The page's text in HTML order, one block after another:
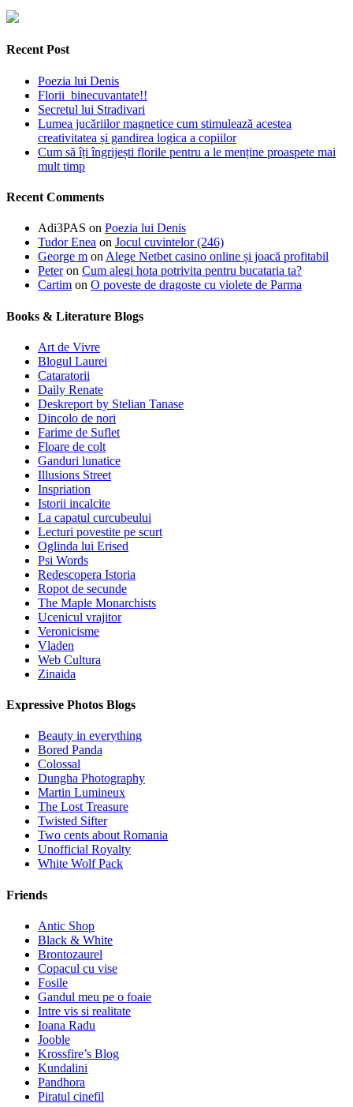
Recent Post
Poezia lui Denis
Florii binecuvantate!!
Secretul lui Stradivari
Lumea jucăriilor magnetice cum stimulează acestea
creativitatea și gandirea logica a copiilor
Cum să îți îngrijești florile pentru a le menține proaspete mai
mult timp
Recent Comments
Adi3PAS on Poezia lui Denis
Tudor Enea on Jocul cuvintelor (246)
George m on Alege Netbet casino online și joacă profitabil
Peteron Cum alegi hota potrivita pentru bucataria ta?
Cartim on O poveste de dragoste cu violete de Parma
Books & Literature Blogs
Art de Vivre
Blogul Laurei
Cataratorii
Daily Renate
Deskreport by Stelian Tanase
Dincolo de nori
Farime de Suflet
Floare de colt
Ganduri lunatice
Illusions Street
Inspriation
Istorii incalcite
La capatul curcubeului
Lecturi povestite pe scurt
Oglinda lui Erised
Psi Words
Redescopera Istoria
Ropot de secunde
The Maple Monarchists
Ucenicul vrajitor
Veronicisme
Vladen
Web Cultura
Zinaida
Expressive Photos Blogs
Beauty in everything
Bored Panda
Colossal
Dungha Photography
Martin Lumineux
The Lost Treasure
Twisted Sifter
Two cents about Romania
Unofficial Royalty
White Wolf Pack
Friends
Antic Shop
Black & White
Brontozaurel
Copacul cu vise
Fosile
Gandul meu pe o foaie
Intre vis si realitate
Ioana Radu
Jooble
Krossfire’s Blog
Kundalini
Pandhora
Piratul cinefil